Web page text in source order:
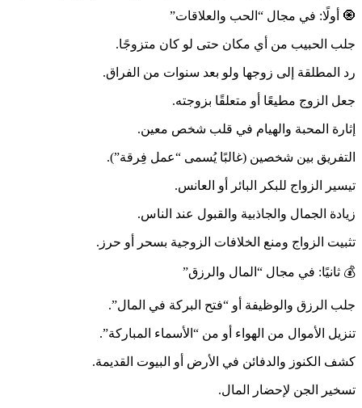
🧿 أولًا: في مجال “الحب والعلاقات”
جلب الحبيب من أي مكان حتى لو كان متزوجًا.
رد المطلقة إلى زوجها ولو بعد سنوات من الفراق.
جعل الزوج مطيعًا أو متعلقًا بزوجته.
إثارة المحبة والهيام في قلب شخص معين.
التفريق بين شخصين (غالبًا يُسمى “عمل فِرقة”).
تيسير الزواج للبكر البائر أو العانس.
زيادة الجمال والجاذبية والقبول عند الناس.
تثبيت الزواج ومنع الخلافات الزوجية بسحر أو حرز.
💰 ثانيًا: في مجال “المال والرزق”
جلب الرزق والوظيفة أو “فتح البركة في المال”.
تنزيل الأموال من الهواء أو من “الأسماء المباركة”.
كشف الكنوز والدفائن في الأرض أو البيوت القديمة.
تسخير الجن لإحضار المال.